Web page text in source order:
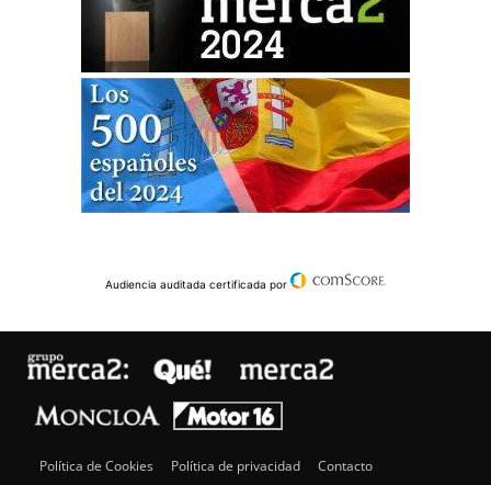
Audiencia auditada certificada por
Política de Cookies Política de privacidad Contacto